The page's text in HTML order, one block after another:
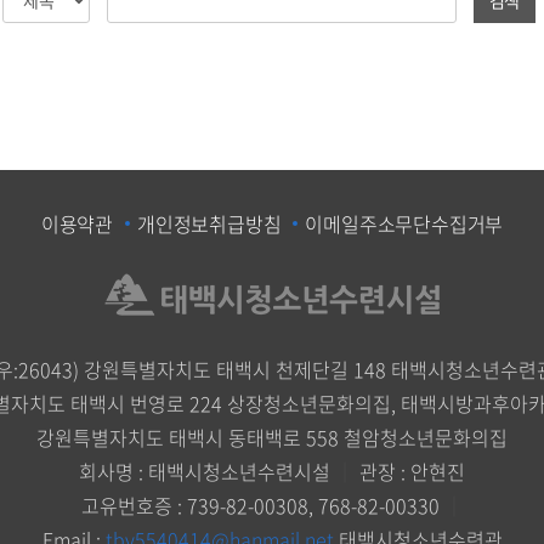
이용약관 개인정보취급방침 이메일주소무단수집거부
:26043) 강원특별자치도 태백시 천제단길 148 태백시청소년수련
자치도 태백시 번영로 224 상장청소년문화의집, 태백시방과후아
강원특별자치도 태백시 동태백로 558 철암청소년문화의집
회사명 : 태백시청소년수련시설
관장 : 안현진
고유번호증 : 739-82-00308, 768-82-00330